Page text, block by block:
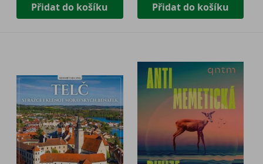
Přidat do košíku Přidat do košíku